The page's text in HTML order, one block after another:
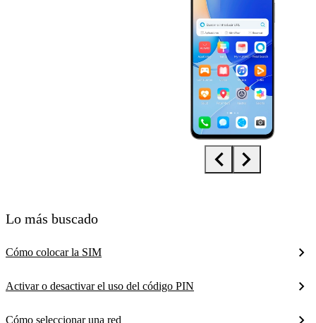
Lo más buscado
Cómo colocar la SIM
Activar o desactivar el uso del código PIN
Cómo seleccionar una red